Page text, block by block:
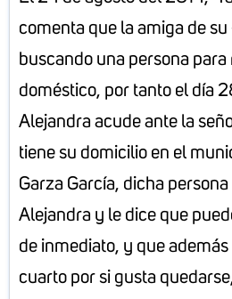
comenta que la amiga de su
buscando una persona
doméstico, por tanto el día
Alejandra acude ante la
tiene su domicilio en el
Garza García, dicha
Alejandra y le dice que
de inmediato, y que
cuarto por si gusta